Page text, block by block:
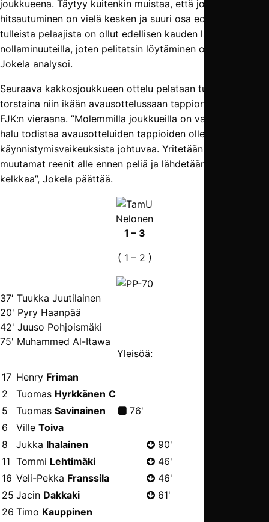
joukkueena. Täytyy kuitenkin muistaa, että joukkueen
hitsautuminen on vielä kesken ja suuri osa edustuksestakin
tulleista pelaajista on ollut edellisen kauden lähes
nollaminuuteilla, joten pelitatsin löytäminen ottaa aikansa”,
Jokela analysoi.
Seuraava kakkosjoukkueen ottelu pelataan tulevana
torstaina niin ikään avausottelussaan tappion kärsineen
FJK:n vieraana. ”Molemmilla joukkueilla on varmasti suuri
halu todistaa avausotteluiden tappioiden olleen vain
käynnistymisvaikeuksista johtuvaa. Yritetään vielä saada
muutamat reenit alle ennen peliä ja lähdetään kääntämään
kelkkaa”, Jokela päättää.
Nelonen
1 – 3
( 1 – 2 )
37′ Tuukka Juutilainen
20' Pyry Haanpää
42' Juuso Pohjoismäki
75' Muhammed Al-Itawa
Yleisöä:
17 Henry Friman
2
Tuomas Hyrkkänen C
5
Tuomas Savinainen
76'
6
Ville Toiva
8
Jukka Ihalainen
90'
11 Tommi Lehtimäki
46'
16 Veli-Pekka Franssila
46'
25 Jacin Dakkaki
61'
26 Timo Kauppinen